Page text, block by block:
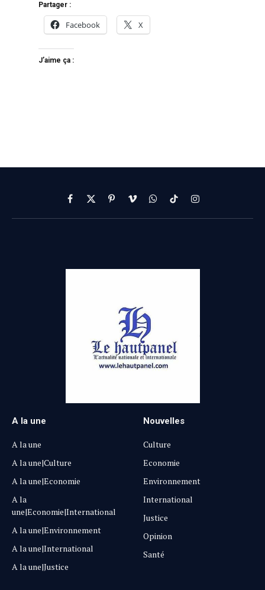
Partager :
Facebook X
J’aime ça :
Facebook
X
(Twitter)
PinterestVimeoWhatsApp
TikTokInstagram
A la une
A la une
A la une|Culture
A la une|Economie
A la
une|Economie|International
A la une|Environnement
A la une|International
A la une|Justice
Nouvelles
Culture
Economie
Environnement
International
Justice
Opinion
Santé